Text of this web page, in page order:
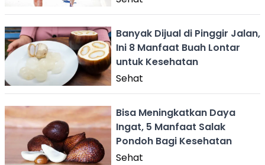
Banyak Dijual di Pinggir Jalan,
Ini 8 Manfaat Buah Lontar
untuk Kesehatan
Sehat
Bisa Meningkatkan Daya
Ingat, 5 Manfaat Salak
Pondoh Bagi Kesehatan
Sehat